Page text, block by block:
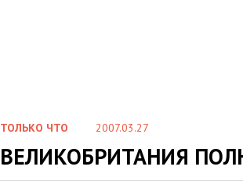
ТОЛЬКО ЧТО 2007.03.27
ВЕЛИКОБРИТАНИЯ